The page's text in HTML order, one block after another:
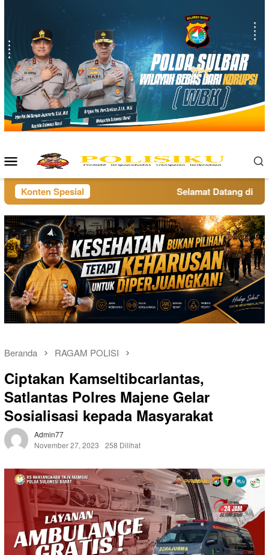
Menu
Mobile
Konten Spesial Selamat Datang di
Beranda RAGAM POLISI
Ciptakan Kamseltibcarlantas,
Satlantas Polres Majene Gelar
Sosialisasi kepada Masyarakat
Admin77
November 27, 2023
258 Dilihat